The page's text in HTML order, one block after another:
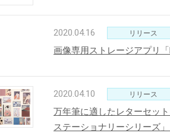
2020.04.16 リリース
画像専用ストレージアプリ
2020.04.10 リリース
万年筆に適したレターセッ
ステーショナリーシリーズ